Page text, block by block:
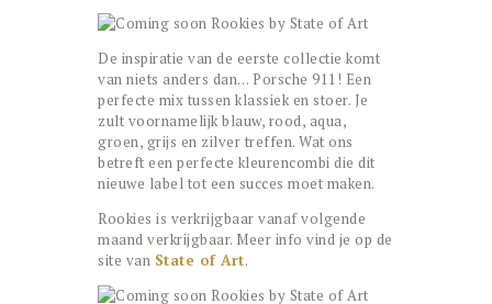
De inspiratie van de eerste collectie komt
van niets anders dan… Porsche 911! Een
perfecte mix tussen klassiek en stoer. Je
zult voornamelijk blauw, rood, aqua,
groen, grijs en zilver treffen. Wat ons
betreft een perfecte kleurencombi die dit
nieuwe label tot een succes moet maken.
Rookies is verkrijgbaar vanaf volgende
maand verkrijgbaar. Meer info vind je op de
site van State of Art.